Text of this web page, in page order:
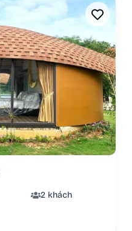
2 khách